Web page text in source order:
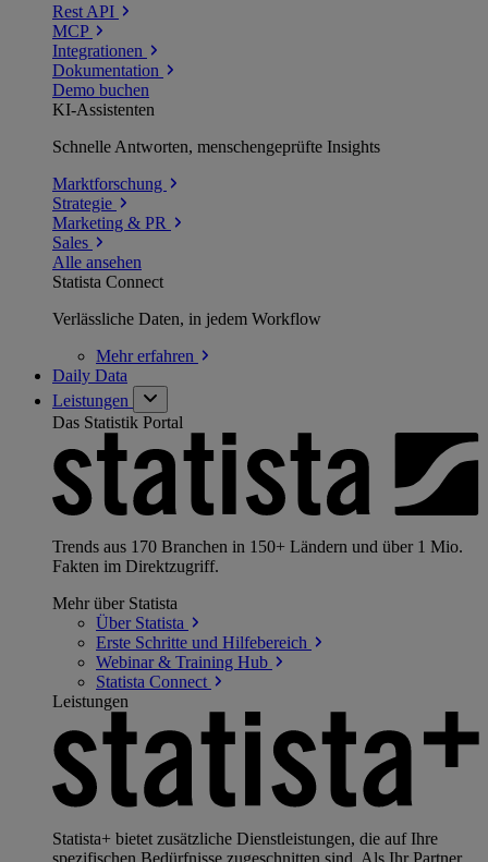
Rest API
MCP
Integrationen
Dokumentation
Demo buchen
KI-Assistenten
Schnelle Antworten, menschengeprüfte Insights
Marktforschung
Strategie
Marketing & PR
Sales
Alle ansehen
Statista Connect
Verlässliche Daten, in jedem Workflow
Mehrerfahren
Daily Data
Leistungen
Das Statistik Portal
Trends aus 170 Branchen in 150+ Ländern und über 1 Mio.
Fakten im Direktzugriff.
Mehr über Statista
Über Statista
Erste Schritte und Hilfebereich
Webinar & Training Hub
Statista Connect
Leistungen
Statista+ bietet zusätzliche Dienstleistungen, die auf Ihre
spezifischen Bedürfnisse zugeschnitten sind. Als Ihr Partner